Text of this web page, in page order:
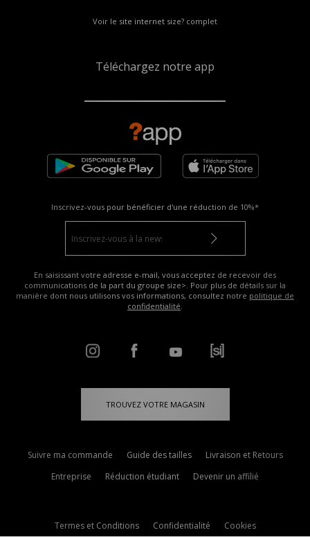
Voir le site internet size? complet
Téléchargez notre app
Inscrivez-vous pour bénéficier d'une réduction de 10%*
En saisissant votre adresse e-mail, vous acceptez de recevoir des
communications de la part du groupe size>. Pour plus de détails sur la
manière dont nous utilisons vos informations, consultez notre politique de
confidentialité.
TROUVEZ VOTRE MAGASIN
Suivre ma commande Guide des tailles
Livraison et Retours
Entreprise
Réduction étudiant Devenir un affilié
Termes et Conditions Confidentialité Cookies